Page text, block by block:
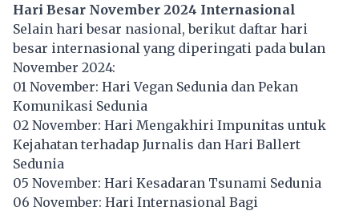
Hari Besar November 2024 Internasional
Selain hari besar nasional, berikut daftar hari
besar internasional yang diperingati pada bulan
November 2024:
01 November: Hari Vegan Sedunia dan Pekan
Komunikasi Sedunia
02 November: Hari Mengakhiri Impunitas untuk
Kejahatan terhadap Jurnalis dan Hari Ballert
Sedunia
05 November: Hari Kesadaran Tsunami Sedunia
06 November: Hari Internasional Bagi